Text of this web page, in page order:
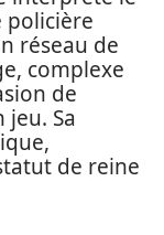
policière
réseau de
complexe
de
Sa
de reine